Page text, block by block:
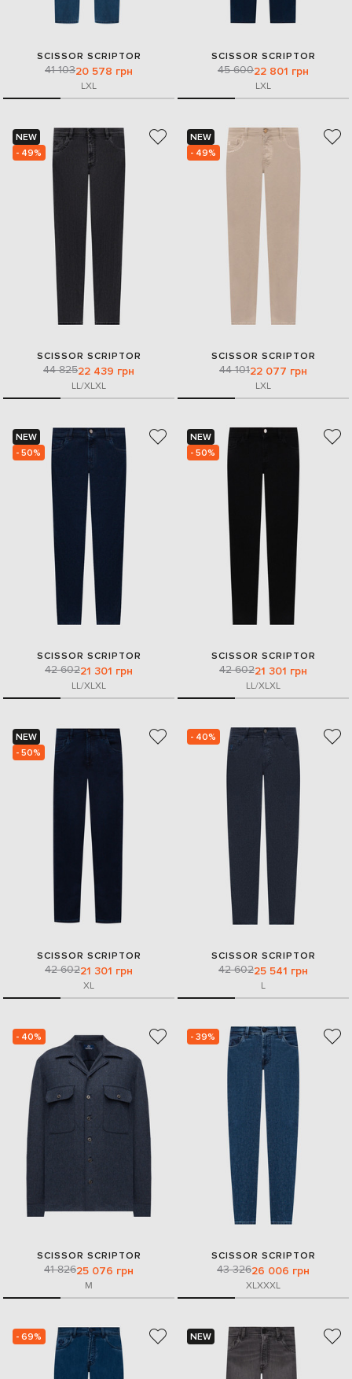
SCISSOR SCRIPTOR
41 10320 578 грн
LXL
SCISSOR SCRIPTOR
45 60022 801 грн
LXL
NEW
- 49%
SCISSOR SCRIPTOR
44 82522 439 грн
LL/XLXL
NEW
- 49%
SCISSOR SCRIPTOR
44 10122 077 грн
LXL
NEW
- 50%
SCISSOR SCRIPTOR
42 60221 301 грн
LL/XLXL
NEW
- 50%
SCISSOR SCRIPTOR
42 60221 301 грн
LL/XLXL
NEW
- 50%
SCISSOR SCRIPTOR
42 60221 301 грн
XL
- 40%
SCISSOR SCRIPTOR
42 60225 541 грн
L
- 40%
SCISSOR SCRIPTOR
41 82625 076 грн
M
- 39%
SCISSOR SCRIPTOR
43 32626 006 грн
XLXXXL
- 69% NEW